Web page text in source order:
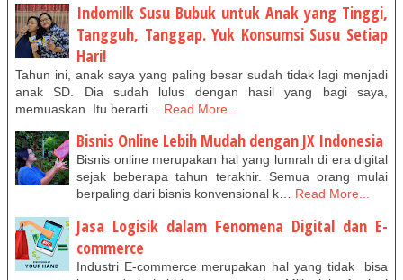
Indomilk Susu Bubuk untuk Anak yang Tinggi,
Tangguh, Tanggap. Yuk Konsumsi Susu Setiap
Hari!
Tahun ini, anak saya yang paling besar sudah tidak lagi menjadi
anak SD. Dia sudah lulus dengan hasil yang bagi saya,
memuaskan. Itu berarti…
Read More...
Bisnis Online Lebih Mudah dengan JX Indonesia
Bisnis online merupakan hal yang lumrah di era digital
sejak beberapa tahun terakhir. Semua orang mulai
berpaling dari bisnis konvensional k…
Read More...
Jasa Logisik dalam Fenomena Digital dan E-
commerce
Industri E-commerce merupakan hal yang tidak bisa